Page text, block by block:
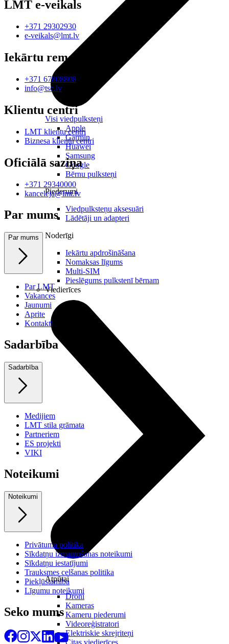
Visi viedpulksteņi
Apple
Garmin
Huawei
Samsung
Google
Bērnu pulksteņi
Piederumi
Viedpulksteņu aksesuāri
Lādētāji un adapteri
Noderīgi
Iekārtu apdrošināšana
Nomaksas līgums
Multi-SIM
Pieslēgums pulkstenī bērnam
Viedierīces
Atpūtai
Droni
Kameras
Kameru piederumi
Videoreģistratori
Elektriskie skrejriteņi
Citas viedierīces
LMT e-veikals
+371 29302930
e-veikals@lmt.lv
Iekārtu remonts
+371 67808808
info@tsc.lv
Klientu centri
LMT klientu centri
Biznesa klientu centri
Oficiālā saziņa
+371 29340000
kanceleja@lmt.lv
Par mums
Par mums
Par LMT
Vakances
Jaunumi
Aprite
Kontakti
Sadarbība
Sadarbība
Medijiem
LMT stila grāmata
Partneriem
ES projekti
VIKI
Noteikumi
Noteikumi
Privātuma politika
Sīkdatņu izmantošanas noteikumi
Sīkdatņu iestatījumi
Trauksmes celšanas politika
Piekļūstamība
Līgumu noteikumi
Seko mums